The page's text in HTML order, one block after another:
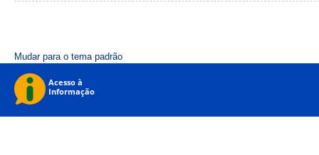
Mudar para o tema padrão